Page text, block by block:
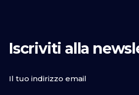
Iscriviti alla
Il tuo indirizzo email